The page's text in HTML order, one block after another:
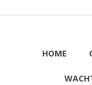
HOME